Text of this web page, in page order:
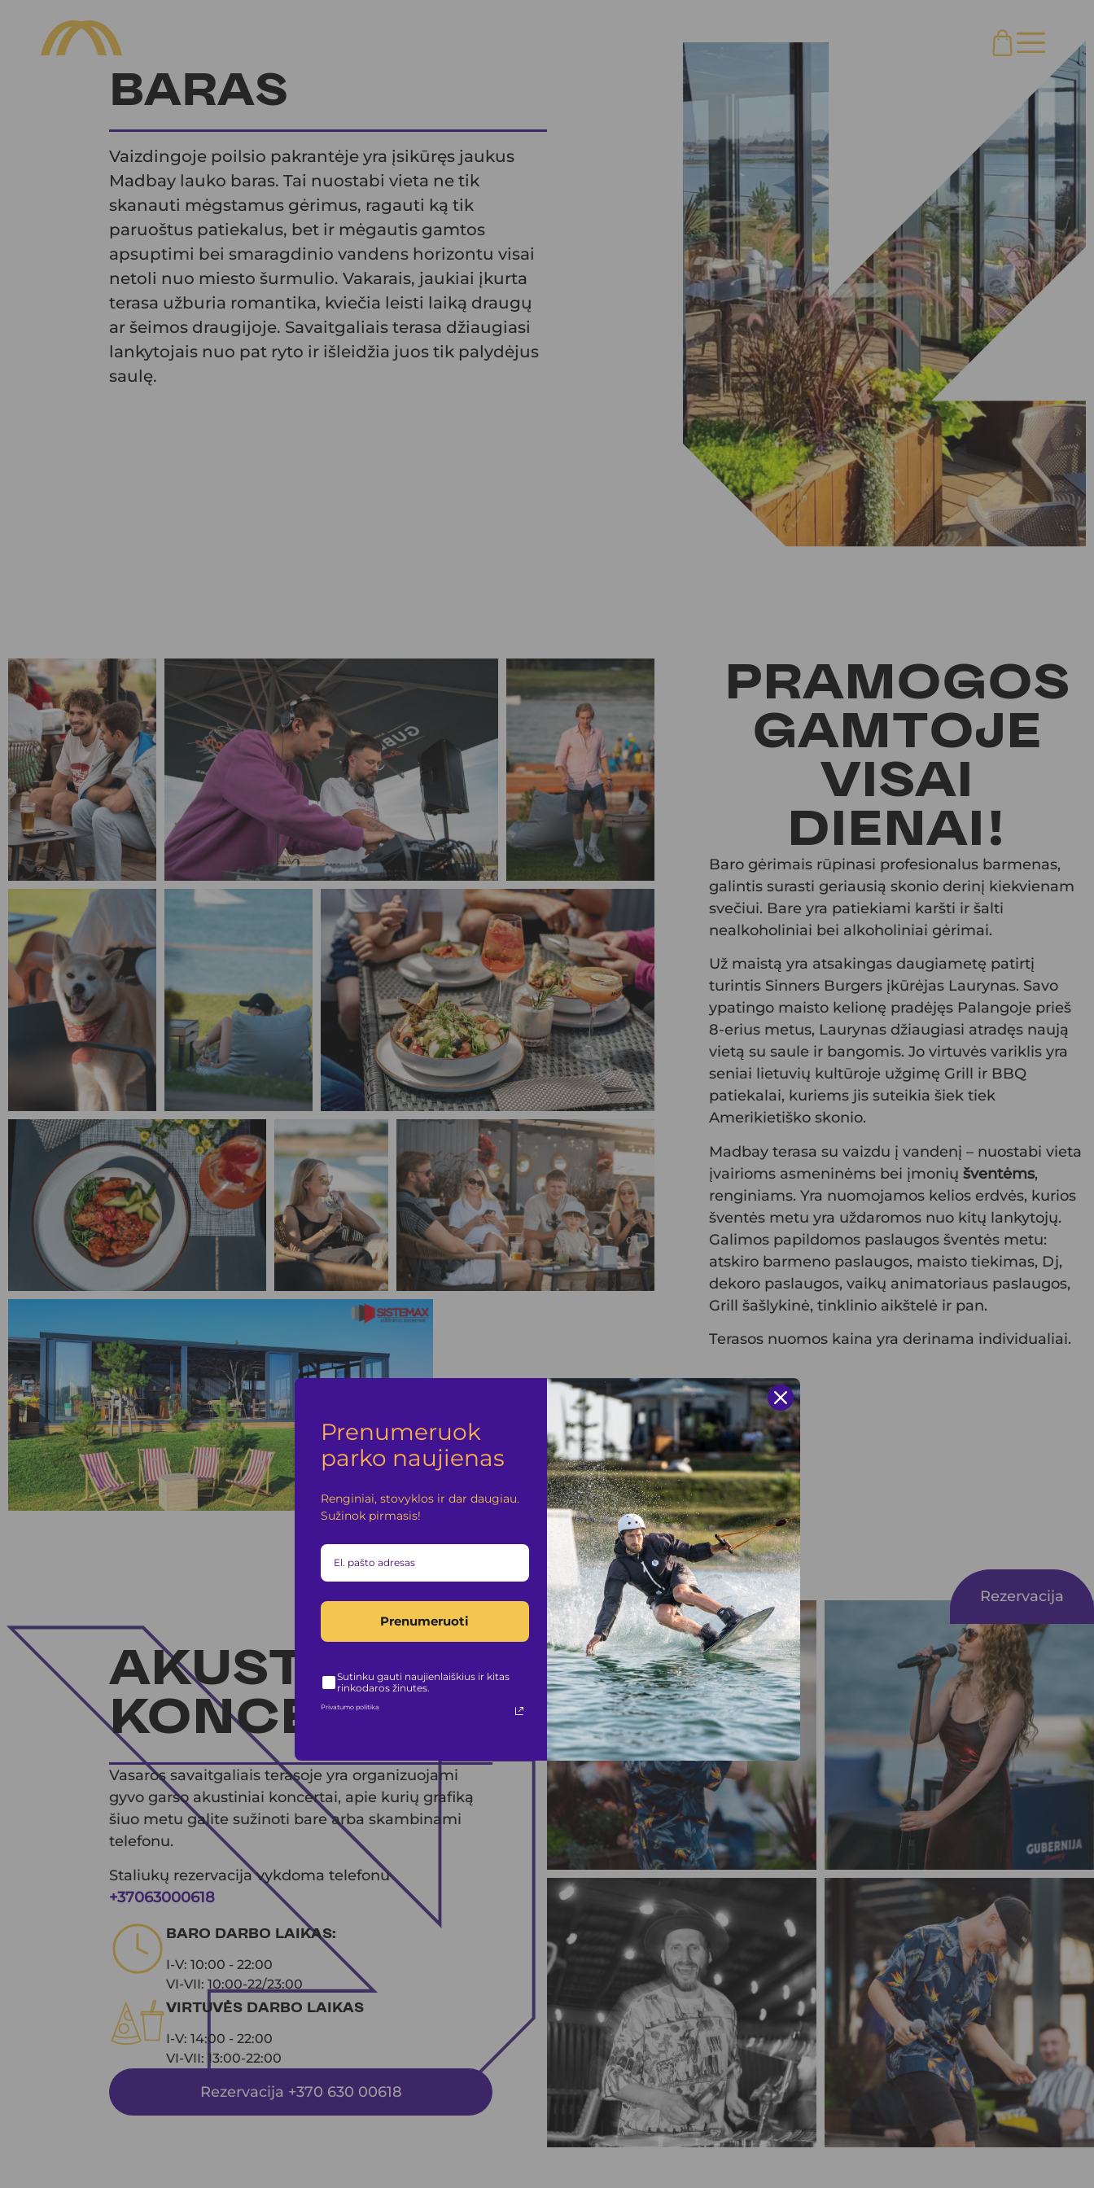
Rezervacija
BARAS
Vaizdingoje poilsio pakrantėje yra įsikūręs jaukus
Madbay lauko baras. Tai nuostabi vieta ne tik
skanauti mėgstamus gėrimus, ragauti ką tik
paruoštus patiekalus, bet ir mėgautis gamtos
apsuptimi bei smaragdinio vandens horizontu visai
netoli nuo miesto šurmulio. Vakarais, jaukiai įkurta
terasa užburia romantika, kviečia leisti laiką draugų
ar šeimos draugijoje. Savaitgaliais terasa džiaugiasi
lankytojais nuo pat ryto ir išleidžia juos tik palydėjus
saulę.
PRAMOGOS
GAMTOJE
VISAI
DIENAI!
Baro gėrimais rūpinasi profesionalus barmenas,
galintis surasti geriausią skonio derinį kiekvienam
svečiui. Bare yra patiekiami karšti ir šalti
nealkoholiniai bei alkoholiniai gėrimai.
Už maistą yra atsakingas daugiametę patirtį
turintis Sinners Burgers įkūrėjas Laurynas. Savo
ypatingo maisto kelionę pradėjęs Palangoje prieš
8-erius metus, Laurynas džiaugiasi atradęs naują
vietą su saule ir bangomis. Jo virtuvės variklis yra
seniai lietuvių kultūroje užgimę Grill ir BBQ
patiekalai, kuriems jis suteikia šiek tiek
Amerikietiško skonio.
Madbay terasa su vaizdu į vandenį – nuostabi vieta
įvairioms asmeninėms bei įmonių šventėms,
renginiams. Yra nuomojamos kelios erdvės, kurios
šventės metu yra uždaromos nuo kitų lankytojų.
Galimos papildomos paslaugos šventės metu:
atskiro barmeno paslaugos, maisto tiekimas, Dj,
dekoro paslaugos, vaikų animatoriaus paslaugos,
Grill šašlykinė, tinklinio aikštelė ir pan.
Terasos nuomos kaina yra derinama individualiai.
AKUSTINIAI
KONCERTAI
Vasaros savaitgaliais terasoje yra organizuojami
gyvo garso akustiniai koncertai, apie kurių grafiką
šiuo metu galite sužinoti bare arba skambinami
telefonu.
Staliukų rezervacija vykdoma telefonu
+37063000618
BARO DARBO LAIKAS:
I-V: 10:00 - 22:00
VI-VII: 10:00-22/23:00
VIRTUVĖS DARBO LAIKAS
I-V: 14:00 - 22:00
VI-VII: 13:00-22:00
Rezervacija +370 630 00618
Prenumeruok
parko naujienas
Renginiai, stovyklos ir dar daugiau.
Sužinok pirmasis!
Prenumeruoti
Sutinku gauti naujienlaiškius ir kitas
rinkodaros žinutes.
Privatumo politika